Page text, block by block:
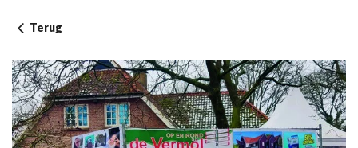
Terug